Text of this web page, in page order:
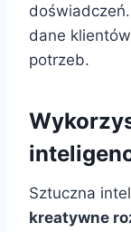
dane
potrzeb.
Sztuczna
kreatywne